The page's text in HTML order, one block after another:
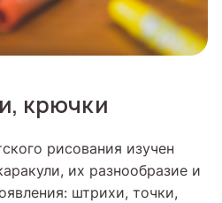
крючки
рисования изучен
их разнообразие и
штрихи, точки,